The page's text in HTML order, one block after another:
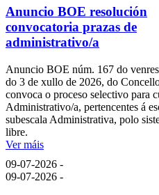
Anuncio BOE resolución
convocatoria prazas de
administrativo/a
Anuncio BOE núm. 167 do
do 3 de xullo de 2026, do
convoca o proceso selectivo para
Administrativo/a, pertencentes á
subescala Administrativa, polo
libre.
Ver máis
09-07-2026 -
09-07-2026 -